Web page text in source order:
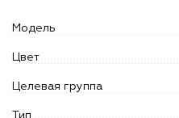
Модель
Цвет
Целевая группа
Тип